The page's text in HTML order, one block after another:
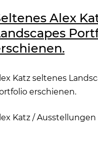
Alex
Katz seltenes
erschienen.
Katz /Ausstellungen